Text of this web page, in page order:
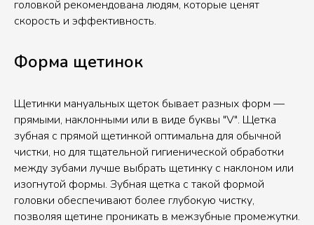
головкой рекомендована людям, которые ценят
скорость и эффективность.
Форма щетинок
Щетинки мануальных щеток бывает разных форм —
прямыми, наклонными или в виде буквы "V". Щетка
зубная с прямой щетинкой оптимальна для обычной
чистки, но для тщательной гигиенической обработки
между зубами лучше выбрать щетинку с наклоном или
изогнутой формы. Зубная щетка с такой формой
головки обеспечивают более глубокую чистку,
позволяя щетине проникать в межзубные промежутки.